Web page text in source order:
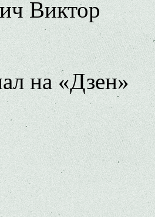
Виктор
на «Дзен»